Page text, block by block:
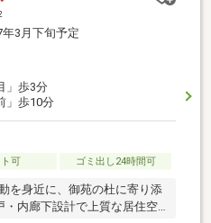
年3月下旬予定
」歩3分
」歩10分
可 ゴミ出し24時間可
を身近に、御苑の杜に寄り添
・内廊下設計で上質な居住空